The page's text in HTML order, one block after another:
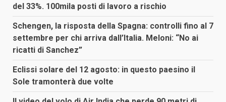
del 33%. 100mila posti di lavoro a rischio
Schengen, la risposta della Spagna: controlli fino al 7
settembre per chi arriva dall’Italia. Meloni: “No ai
ricatti di Sanchez”
Eclissi solare del 12 agosto: in questo paesino il
Sole tramonterà due volte